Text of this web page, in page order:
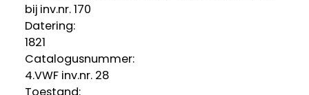
bij inv.nr. 170
Datering:
1821
Catalogusnummer:
4.VWF inv.nr. 28
Toestand: